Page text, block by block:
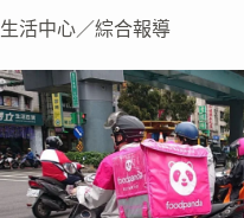
生活中心／綜合報導